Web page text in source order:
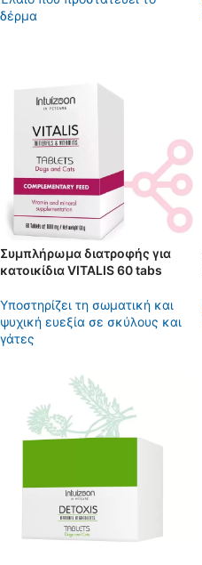
δέρμα
Συμπλήρωμα διατροφής για
κατοικίδια VITALIS 60 tabs
Yποστηρίζει τη σωματική και
ψυχική ευεξία σε σκύλους και
γάτες